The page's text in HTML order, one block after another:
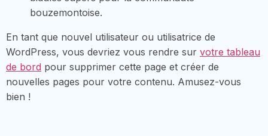
bouzemontoise.
En tant que nouvel utilisateur ou utilisatrice de
WordPress, vous devriez vous rendre sur votre tableau
de bord pour supprimer cette page et créer de
nouvelles pages pour votre contenu. Amusez-vous
bien !